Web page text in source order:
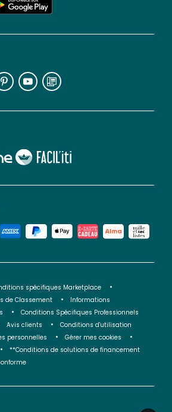
lien vers Faciliti
l'espace réseaux sociaux lien vers l'espace réseaux sociaux lien vers le blog la redoute
spécifiques Marketplace
de Classement
Informations
Conditions Spécifiques Professionnels
Avis clients
Conditions d'utilisation
personnelles
Gérer mes cookies
**Conditions de solutions de financement